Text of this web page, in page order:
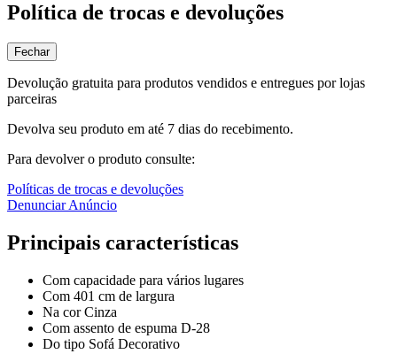
Política de trocas e devoluções
Fechar
Devolução gratuita para produtos vendidos e entregues por lojas
parceiras
Devolva seu produto em até 7 dias do recebimento.
Para devolver o produto consulte:
Políticas de trocas e devoluções
Denunciar Anúncio
Principais características
Com capacidade para vários lugares
Com 401 cm de largura
Na cor Cinza
Com assento de espuma D-28
Do tipo Sofá Decorativo